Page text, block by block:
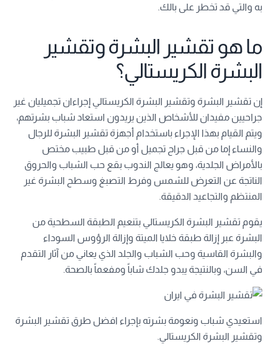
به والتي قد تخطر على بالك.
ما هو تقشير البشرة وتقشير
البشرة الكريستالي؟
إن تقشير البشرة وتقشير البشرة الكريستالي إجراءان تجميليان غير
جراحيين مفيدان للأشخاص الذين يريدون استعاد شباب بشرتهم،
ويتم القيام بهذا الإجراء باستخدام أجهزة تقشير البشرة للرجال
والنساء إما من قبل جراح تجميل أو من قبل طبيب مختص
بالأمراض الجلدية، وهو يعالج الندوب بقع حب الشباب والحروق
الناتجة عن التعرض للشمس وفرط التصبغ وسطح البشرة غير
المنتظم والتجاعيد الدقيقة.
يقوم تقشير البشرة الكريستالي بتنعيم الطبقة السطحية من
البشرة عبر إزالة طبقة خلايا الميتة وإزالة الرؤوس السوداء
والبشرة القاسية وحب الشباب والجلد الذي يعاني من آثار التقدم
في السن، وبالنتيجة يبدو جلدك شاباً ومفعماً بالصحة.
استعيدي شباب ونعومة بشرته بإجراء افضل طرق تقشير البشرة
وتقشير البشرة الكريستالي.